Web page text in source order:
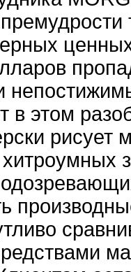
ценных
в этом
рисует